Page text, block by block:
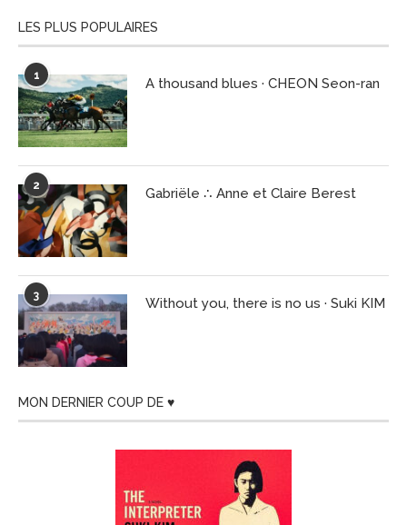
LES PLUS POPULAIRES
1 A thousand blues · CHEON Seon-ran
2 Gabriële ∴ Anne et Claire Berest
3 Without you, there is no us · Suki KIM
MON DERNIER COUP DE ♥